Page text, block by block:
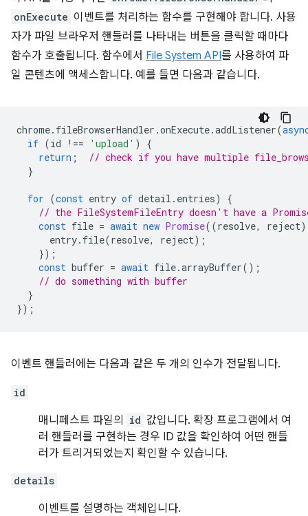
onExecute 이벤트를 처리하는 함수를 구현해야 합니다. 사용
자가 파일 브라우저 핸들러를 나타내는 버튼을 클릭할 때마다
함수가 호출됩니다. 함수에서 File System API를 사용하여 파
일 콘텐츠에 액세스합니다. 예를 들면 다음과 같습니다.
chrome. fileBrowserHandler .onExecute.addListener(
if (id !== 'upload' )
{
return ;
// check if you have multiple
}
for (const entry of detail . entries)
{
// the FileSystemFileEntry doesn't have a
const file = await new Promise((resolve, reject)
entry. file(resolve, reject);
});
const buffer = await file.arrayBuffer();
// do something with buffer
}
});
이벤트 핸들러에는 다음과 같은 두 개의 인수가 전달됩니다.
id
매니페스트 파일의 id 값입니다. 확장 프로그램에서 여
러 핸들러를 구현하는 경우 ID 값을 확인하여 어떤 핸들
러가 트리거되었는지 확인할 수 있습니다.
details
이벤트를 설명하는 객체입니다.